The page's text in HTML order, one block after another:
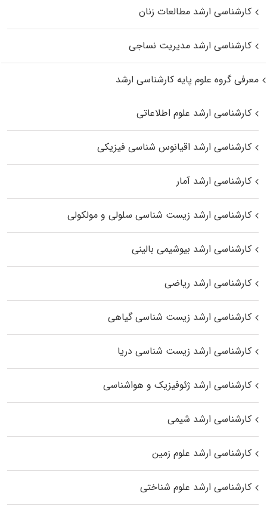
کارشناسی ارشد مطالعات زنان
کارشناسی ارشد مدیریت نساجی
معرفی گروه علوم پایه کارشناسی ارشد
کارشناسی ارشد علوم اطلاعاتی
کارشناسی ارشد اقیانوس‌ شناسی فیزیکی
کارشناسی ارشد آمار
کارشناسی ارشد زیست شناسی سلولی و مولکولی
کارشناسی ارشد بیوشیمی بالینی
کارشناسی ارشد ریاضی
کارشناسی ارشد زیست‌ شناسی گیاهی
کارشناسی ارشد زیست‌ شناسی دریا
کارشناسی ارشد ژئوفیزیک و هواشناسی
کارشناسی ارشد شیمی
کارشناسی ارشد علوم زمین
کارشناسی ارشد علوم شناختی